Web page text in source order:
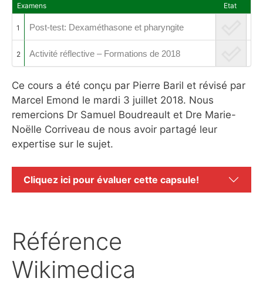
Examens Etat
1 Post-test: Dexaméthasone et pharyngite
2 Activité réflective – Formations de 2018
Ce cours a été conçu par Pierre Baril et révisé par
Marcel Emond le mardi 3 juillet 2018. Nous
remercions Dr Samuel Boudreault et Dre Marie-
Noëlle Corriveau de nous avoir partagé leur
expertise sur le sujet.
Cliquez ici pour évaluer cette capsule!
Référence
Wikimedica